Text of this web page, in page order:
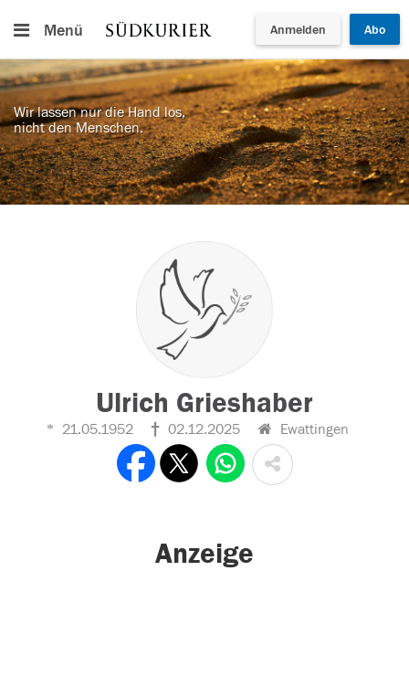
Menü Anmelden Abo
Wir lassen nur die Hand los,
nicht den Menschen.
Ulrich Grieshaber
21.05.1952 02.12.2025 Ewattingen
Anzeige